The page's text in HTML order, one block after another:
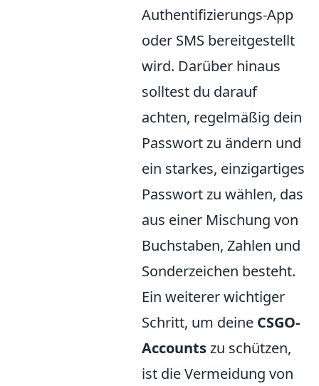
Authentifizierungs-App
oder SMS bereitgestellt
wird. Darüber hinaus
solltest du darauf
achten, regelmäßig dein
Passwort zu ändern und
ein starkes, einzigartiges
Passwort zu wählen, das
aus einer Mischung von
Buchstaben, Zahlen und
Sonderzeichen besteht.
Ein weiterer wichtiger
Schritt, um deine CSGO-
Accountszu schützen,
ist die Vermeidung von